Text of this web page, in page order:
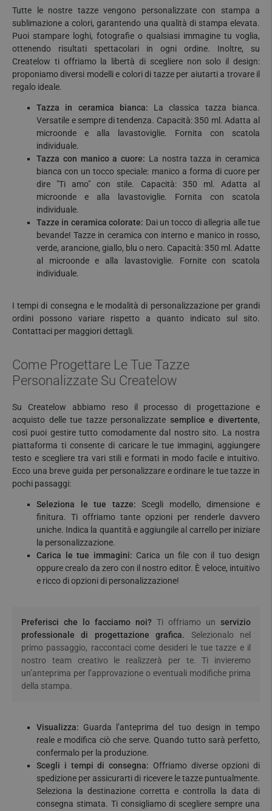
Tutte le nostre tazze vengono personalizzate con stampa a
sublimazione a colori, garantendo una qualità di stampa elevata.
Puoi stampare loghi, fotografie o qualsiasi immagine tu voglia,
ottenendo risultati spettacolari in ogni ordine. Inoltre, su
Createlow ti offriamo la libertà di scegliere non solo il design:
proponiamo diversi modelli e colori di tazze per aiutarti a trovare il
regalo ideale.
Tazza in ceramica bianca: La classica tazza bianca.
Versatile e sempre di tendenza. Capacità: 350 ml. Adatta al
microonde e alla lavastoviglie. Fornita con scatola
individuale.
Tazza con manico a cuore: La nostra tazza in ceramica
bianca con un tocco speciale: manico a forma di cuore per
dire "Ti amo" con stile. Capacità: 350 ml. Adatta al
microonde e alla lavastoviglie. Fornita con scatola
individuale.
Tazze in ceramica colorate: Dai un tocco di allegria alle tue
bevande! Tazze in ceramica con interno e manico in rosso,
verde, arancione, giallo, blu o nero. Capacità: 350 ml. Adatte
al microonde e alla lavastoviglie. Fornite con scatola
individuale.
I tempi di consegna e le modalità di personalizzazione per grandi
ordini possono variare rispetto a quanto indicato sul sito.
Contattaci per maggiori dettagli.
Come Progettare Le Tue Tazze
Personalizzate Su Createlow
Su Createlow abbiamo reso il processo di progettazione e
acquisto delle tue tazze personalizzate semplice e divertente,
così puoi gestire tutto comodamente dal nostro sito. La nostra
piattaforma ti consente di caricare le tue immagini, aggiungere
testo e scegliere tra vari stili e formati in modo facile e intuitivo.
Ecco una breve guida per personalizzare e ordinare le tue tazze in
pochi passaggi:
Seleziona le tue tazze: Scegli modello, dimensione e
finitura. Ti offriamo tante opzioni per renderle davvero
uniche. Indica la quantità e aggiungile al carrello per iniziare
la personalizzazione.
Carica le tue immagini: Carica un file con il tuo design
oppure crealo da zero con il nostro editor. È veloce, intuitivo
e ricco di opzioni di personalizzazione!
Preferisci che lo facciamo noi? Ti offriamo un servizio
professionale di progettazione grafica. Selezionalo nel
primo passaggio, raccontaci come desideri le tue tazze e il
nostro team creativo le realizzerà per te. Ti invieremo
un’anteprima per l’approvazione o eventuali modifiche prima
della stampa.
Visualizza: Guarda l’anteprima del tuo design in tempo
reale e modifica ciò che serve. Quando tutto sarà perfetto,
confermalo per la produzione.
Scegli i tempi di consegna: Offriamo diverse opzioni di
spedizione per assicurarti di ricevere le tazze puntualmente.
Seleziona la destinazione corretta e controlla la data di
consegna stimata. Ti consigliamo di scegliere sempre una